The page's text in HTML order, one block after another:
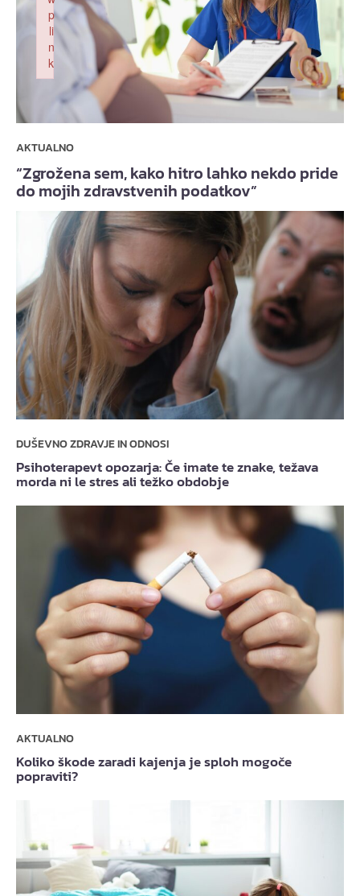
AKTUALNO
“Zgrožena sem, kako hitro lahko nekdo pride
do mojih zdravstvenih podatkov”
DUŠEVNO ZDRAVJE IN ODNOSI
Psihoterapevt opozarja: Če imate te znake, težava
morda ni le stres ali težko obdobje
AKTUALNO
Koliko škode zaradi kajenja je sploh mogoče
popraviti?
p
li
n
k
Failed to initialize plugin: wplink